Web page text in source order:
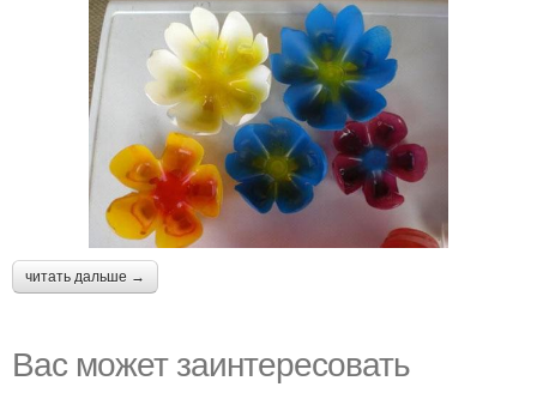
читать дальше →
Вас может заинтересовать